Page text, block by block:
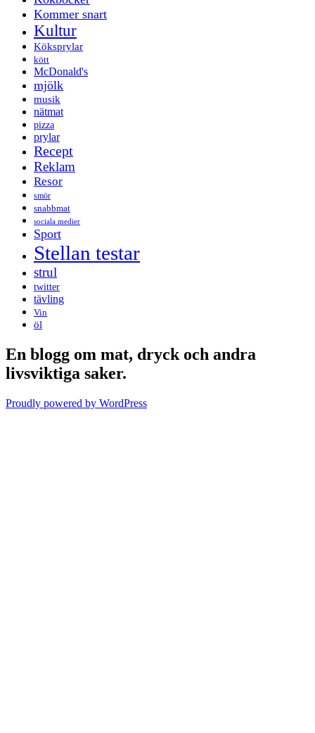
Kommer snart
Kultur
Köksprylar
kött
McDonald's
mjölk
musik
nätmat
pizza
prylar
Recept
Reklam
Resor
smör
snabbmat
sociala medier
Sport
Stellan testar
strul
twitter
tävling
Vin
öl
En blogg om mat, dryck och andra
livsviktiga saker.
Proudly powered by WordPress